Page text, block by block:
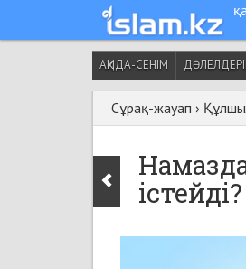
АҚИДА-СЕНІМ
Сұрақ-жауап ›
істейді?